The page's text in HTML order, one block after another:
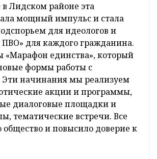
Лидском районе эта
мощный импульс и стала
для идеологов и
для каждого гражданина.
«Марафон единства», который
формы работы с
Эти начинания мы реализуем
акции и программы,
диалоговые площадки и
тематические встречи. Все
общество и повысило доверие к